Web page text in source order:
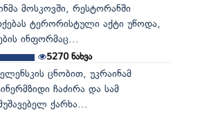
მოსკოვში, რესტორანში
ტერორისტული აქტი უწოდა,
ინფორმაც...
5270ნახვა
ცნობით, უკრაინამ
ჩაძირა და სამ
ქარხა...